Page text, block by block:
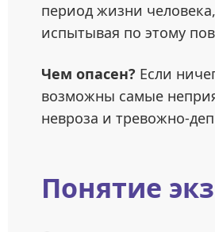
период жизни
испытывая по этому
Чем опасен? Если
возможны самые
невроза и тревожно-
Понятие